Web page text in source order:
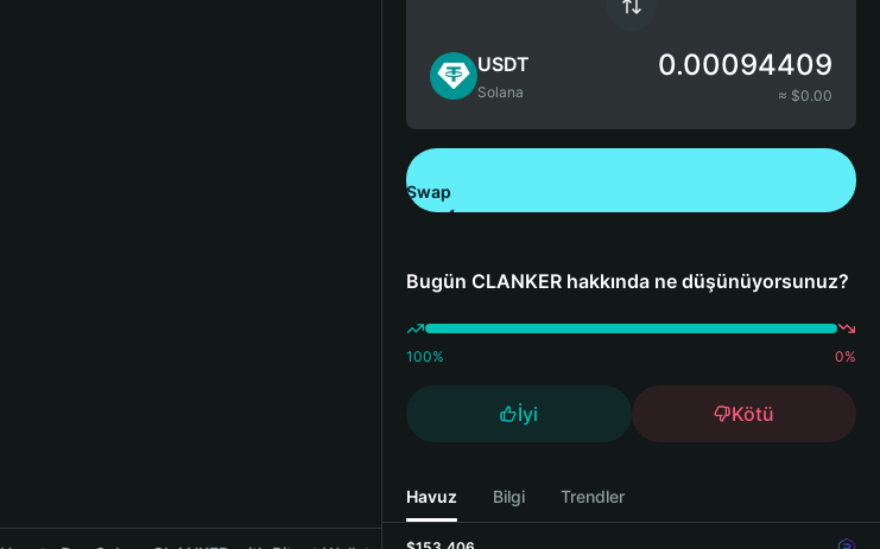
USDT
Solana
0.00094409
≈ $0.00
Swap
Bugün CLANKER hakkında ne düşünüyorsunuz?
100% 0%
İyi Kötü
Havuz Bilgi Trendler